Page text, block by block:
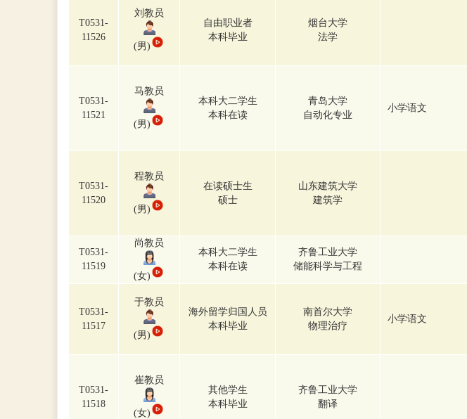
T0531-
11526
刘教员
(男)
自由职业者
本科毕业
烟台大学
法学
T0531-
11521
马教员
(男)
本科大二学生
本科在读
青岛大学
自动化专业
小学语文
T0531-
11520
程教员
(男)
在读硕士生
硕士
山东建筑大学
建筑学
T0531-
11519
尚教员
(女)
本科大二学生
本科在读
齐鲁工业大学
储能科学与工程
T0531-
11517
于教员
(男)
海外留学归国人员
本科毕业
南首尔大学
物理治疗
小学语文
T0531-
11518
崔教员
(女)
其他学生
本科毕业
齐鲁工业大学
翻译